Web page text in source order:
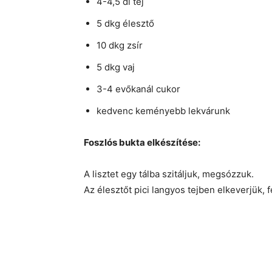
5 dkg élesztő
10 dkg zsír
5 dkg vaj
3-4 evőkanál cukor
kedvenc keményebb lekvárunk
Foszlós bukta elkészítése:
A lisztet egy tálba szitáljuk, megsózzuk.
Az élesztőt pici langyos tejben elkeverjük,